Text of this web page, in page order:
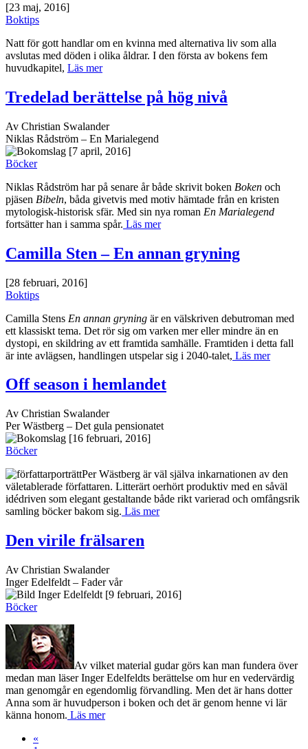
[23 maj, 2016]
Boktips
Natt för gott handlar om en kvinna med alternativa liv som alla
avslutas med döden i olika åldrar. I den första av bokens fem
huvudkapitel, Läs mer
Tredelad berättelse på hög nivå
Av Christian Swalander
Niklas Rådström – En Marialegend
[7 april, 2016]
Böcker
Niklas Rådström har på senare år både skrivit boken Boken och
pjäsen Bibeln, båda givetvis med motiv hämtade från en kristen
mytologisk-historisk sfär. Med sin nya roman En Marialegend
fortsätter han i samma spår. Läs mer
Camilla Sten – En annan gryning
[28 februari, 2016]
Boktips
Camilla Stens En annan gryning är en välskriven debutroman med
ett klassiskt tema. Det rör sig om varken mer eller mindre än en
dystopi, en skildring av ett framtida samhälle. Framtiden i detta fall
är inte avlägsen, handlingen utspelar sig i 2040-talet, Läs mer
Off season i hemlandet
Av Christian Swalander
Per Wästberg – Det gula pensionatet
[16 februari, 2016]
Böcker
Per Wästberg är väl själva inkarnationen av den
väletablerade författaren. Litterärt oerhört produktiv med en såväl
idédriven som elegant gestaltande både rikt varierad och omfångsrik
samling böcker bakom sig. Läs mer
Den virile frälsaren
Av Christian Swalander
Inger Edelfeldt – Fader vår
[9 februari, 2016]
Böcker
Av vilket material gudar görs kan man fundera över
medan man läser Inger Edelfeldts berättelse om hur en vedervärdig
man genomgår en egendomlig förvandling. Men det är hans dotter
Anna som är huvudperson i boken och det är genom henne vi lär
känna honom. Läs mer
«